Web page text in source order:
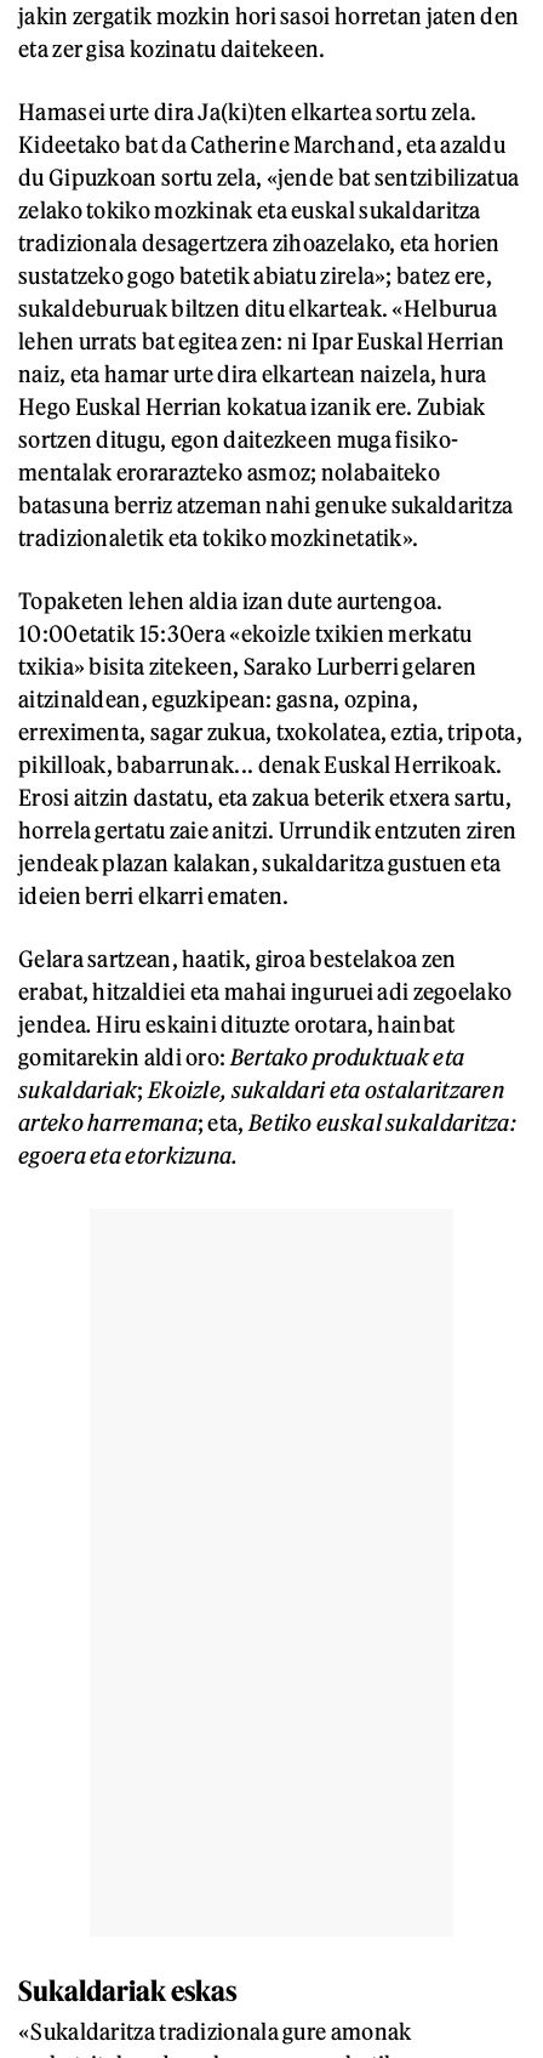
jakin zergatik mozkin hori sasoi horretan jaten den
eta zer gisa kozinatu daitekeen.
Hamasei urte dira Ja(ki)ten elkartea sortu zela.
Kideetako bat da Catherine Marchand, eta azaldu
du Gipuzkoan sortu zela, «jende bat sentzibilizatua
zelako tokiko mozkinak eta euskal sukaldaritza
tradizionala desagertzera zihoazelako, eta horien
sustatzeko gogo batetik abiatu zirela»; batez ere,
sukaldeburuak biltzen ditu elkarteak. «Helburua
lehen urrats bat egitea zen: ni Ipar Euskal Herrian
naiz, eta hamar urte dira elkartean naizela, hura
Hego Euskal Herrian kokatua izanik ere. Zubiak
sortzen ditugu, egon daitezkeen muga fisiko-
mentalak erorarazteko asmoz; nolabaiteko
batasuna berriz atzeman nahi genuke sukaldaritza
tradizionaletik eta tokiko mozkinetatik».
Topaketen lehen aldia izan dute aurtengoa.
10:00etatik 15:30era «ekoizle txikien merkatu
txikia» bisita zitekeen, Sarako Lurberri gelaren
aitzinaldean, eguzkipean: gasna, ozpina,
erreximenta, sagar zukua, txokolatea, eztia, tripota,
pikilloak, babarrunak... denak Euskal Herrikoak.
Erosi aitzin dastatu, eta zakua beterik etxera sartu,
horrela gertatu zaie anitzi. Urrundik entzuten ziren
jendeak plazan kalakan, sukaldaritza gustuen eta
ideien berri elkarri ematen.
Gelara sartzean, haatik, giroa bestelakoa zen
erabat, hitzaldiei eta mahai inguruei adi zegoelako
jendea.Hiru eskaini dituzte orotara, hainbat
gomitarekin aldi oro: Bertako produktuak eta
sukaldariak; Ekoizle, sukaldari eta ostalaritzaren
arteko harremana; eta, Betiko euskal sukaldaritza:
egoera eta etorkizuna.
Sukaldariak eskas
«Sukaldaritza tradizionala gure amonak